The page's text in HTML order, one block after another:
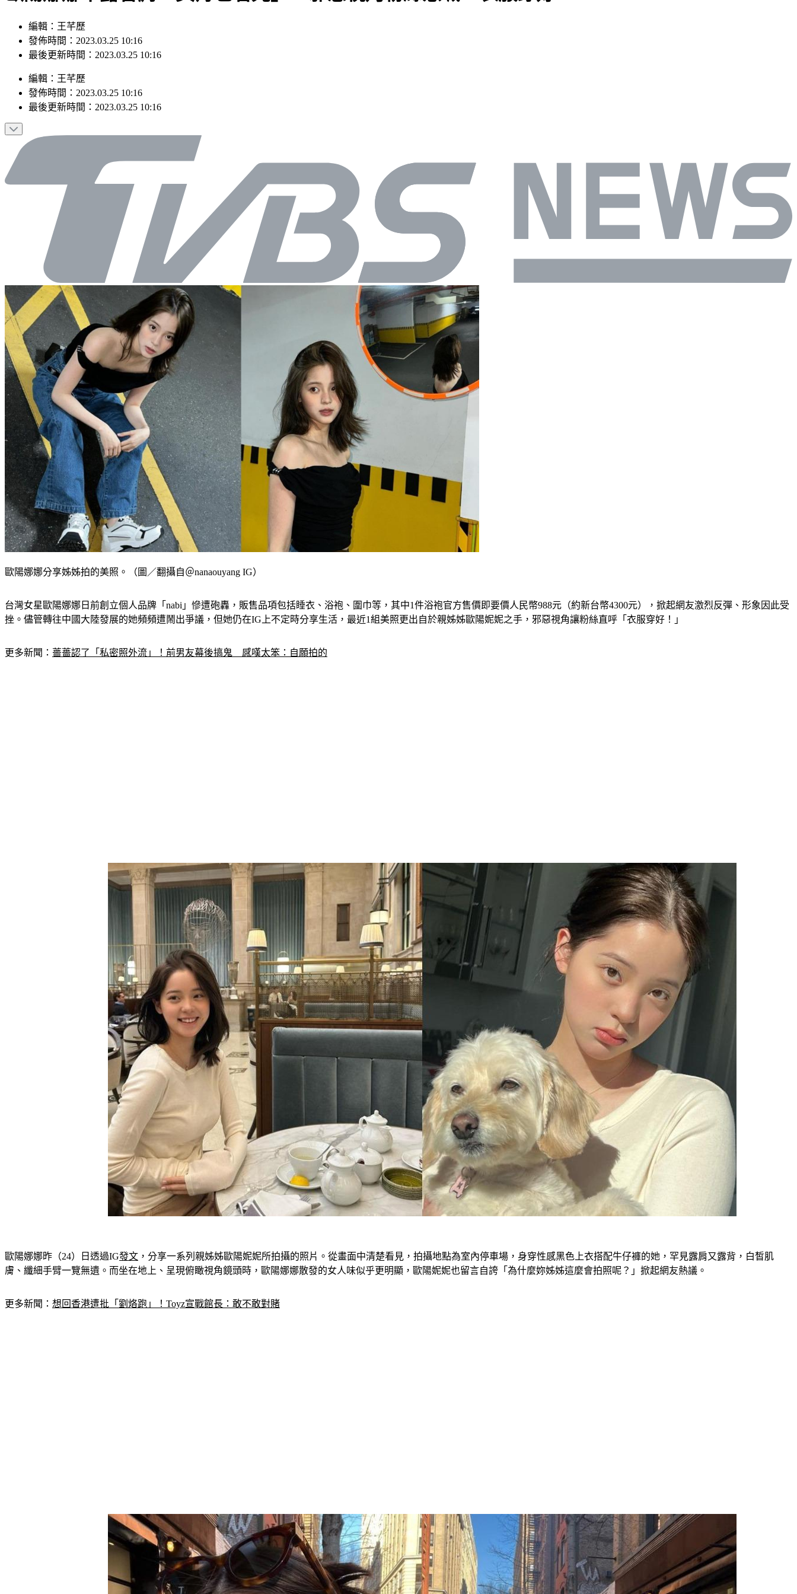
編輯：王芊歷
發佈時間：2023.03.25 10:16
最後更新時間：2023.03.25 10:16
編輯 ： 王芊歷
發佈時間： 2023.03.25 10:16
最後更新時間： 2023.03.25 10:16
歐陽娜娜分享姊姊拍的美照。（圖／翻攝自＠nanaouyang IG）
台灣女星歐陽娜娜日前創立個人品牌「nabi」慘遭砲轟，販售品項包括睡衣、浴袍、圍巾等，其中1件浴袍官方售價即要價人民幣988元（約新台幣4300元），掀起網友激烈反彈、形象因此受
挫。儘管轉往中國大陸發展的她頻頻遭鬧出爭議，但她仍在IG上不定時分享生活，最近1組美照更出自於親姊姊歐陽妮妮之手，邪惡視角讓粉絲直呼「衣服穿好！」
更多新聞： 薔薔認了「私密照外流」！前男友幕後搞鬼　感嘆太笨：自願拍的
歐陽娜娜昨（24）日透過IG發文 ，分享一系列親姊姊歐陽妮妮所拍攝的照片。從畫面中清楚看見，拍攝地點為室內停車場，身穿性感黑色上衣搭配牛仔褲的她，罕見露肩又露背，白皙肌
膚、纖細手臂一覽無遺。而坐在地上、呈現俯瞰視角鏡頭時，歐陽娜娜散發的女人味似乎更明顯，歐陽妮妮也留言自誇「為什麼妳姊姊這麼會拍照呢？」掀起網友熱議。
更多新聞： 想回香港遭批「劉烙跑」！Toyz宣戰館長：敢不敢對賭